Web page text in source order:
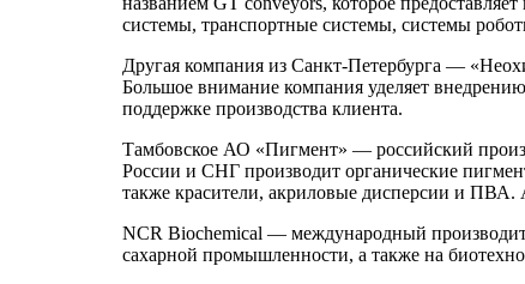
системы, транспортные системы, системы
Другая компания из Санкт-Петербурга —
Большое внимание компания уделяет
поддержке производства клиента.
Тамбовское АО «Пигмент» — российский
России и СНГ производит органические
также красители, акриловые дисперсии и
NCR Biochemical — международный
сахарной промышленности, а также на